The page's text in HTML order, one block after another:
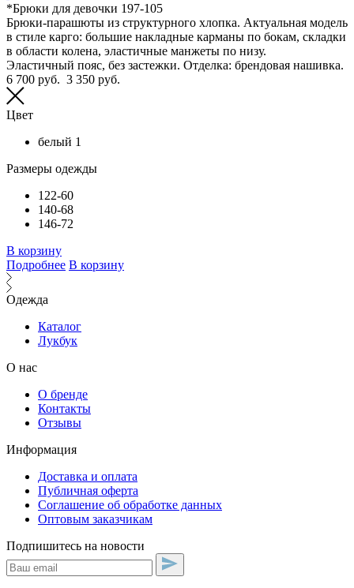
*Брюки для девочки 197-105
Брюки-парашюты из структурного хлопка. Актуальная модель
в стиле карго: большие накладные карманы по бокам, складки
в области колена, эластичные манжеты по низу.
Эластичный пояс, без застежки. Отделка: брендовая нашивка.
6 700 руб. 3 350 руб.
Цвет
белый 1
Размеры одежды
122-60
140-68
146-72
В корзину
Подробнее В корзину
Одежда
Каталог
Лукбук
О нас
О бренде
Контакты
Отзывы
Информация
Доставка и оплата
Публичная оферта
Соглашение об обработке данных
Оптовым заказчикам
Подпишитесь на новости